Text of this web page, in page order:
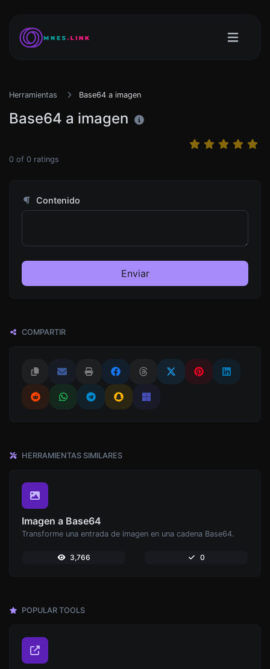
Herramientas Base64 a imagen
Base64 a imagen
0 of 0 ratings
Contenido
Enviar
COMPARTIR
HERRAMIENTAS SIMILARES
Imagen a Base64
Transforme una entrada de imagen en una cadena Base64.
3,766 0
POPULAR TOOLS